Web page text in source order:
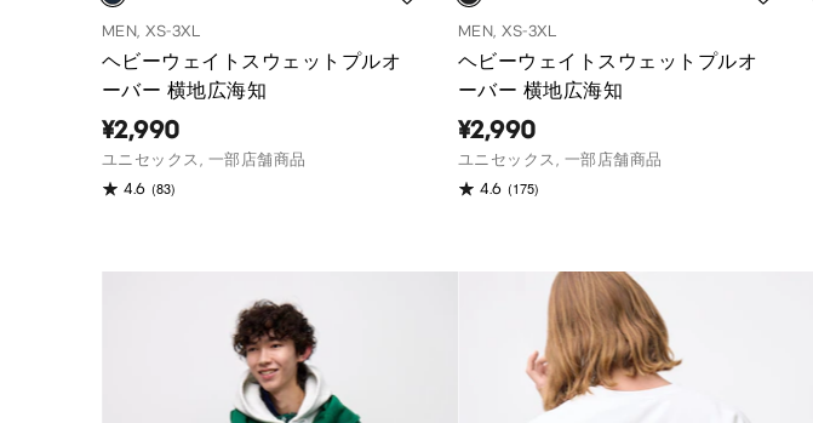
MEN, XS-3XL
ヘビーウェイトスウェットプルオ
ーバー 横地広海知
¥2,990
ユニセックス, 一部店舗商品
4.6 (83)
MEN, XS-3XL
ヘビーウェイトスウェットプルオ
ーバー 横地広海知
¥2,990
ユニセックス, 一部店舗商品
4.6 (175)